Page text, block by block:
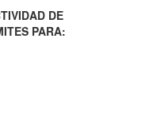
DE
PARA: